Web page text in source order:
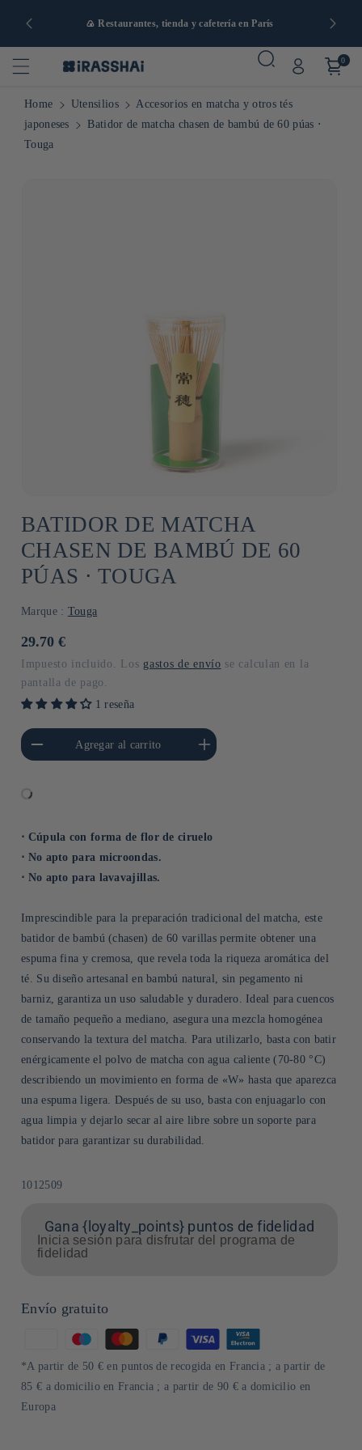
🍙 Restaurantes, tienda y cafetería en París
0
Home Utensilios
Accesorios en matcha y otros tés
japoneses
Batidor de matcha chasen de bambú de 60 púas ⋅
Touga
BATIDOR DE MATCHA
CHASEN DE BAMBÚ DE 60
PÚAS ⋅ TOUGA
Marque : Touga
Precio
29.70 €
Impuesto incluido. Los gastos de envío se calculan en la
pantalla de pago.
1 reseña
para Default
Title
Agregar al carrito
Aumentar cantidad para Default
Title
⋅ Cúpula con forma de flor de ciruelo
⋅ No apto para microondas.
⋅ No apto para lavavajillas.
Imprescindible para la preparación tradicional del matcha, este
batidor de bambú (chasen) de 60 varillas permite obtener una
espuma fina y cremosa, que revela toda la riqueza aromática del
té. Su diseño artesanal en bambú natural, sin pegamento ni
barniz, garantiza un uso saludable y duradero. Ideal para cuencos
de tamaño pequeño a mediano, asegura una mezcla homogénea
conservando la textura del matcha. Para utilizarlo, basta con batir
enérgicamente el polvo de matcha con agua caliente (70-80 °C)
describiendo un movimiento en forma de «W» hasta que aparezca
una espuma ligera. Después de su uso, basta con enjuagarlo con
agua limpia y dejarlo secar al aire libre sobre un soporte para
batidor para garantizar su durabilidad.
SKU:
1012509
Gana {loyalty_points} puntos de fidelidad
Inicia sesión para disfrutar del programa de
fidelidad
Envío gratuito
de
pago
*A partir de 50 € en puntos de recogida en Francia ; a partir de
85 € a domicilio en Francia ; a partir de 90 € a domicilio en
Europa